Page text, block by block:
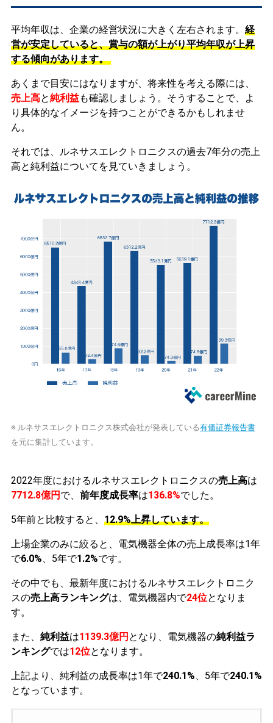
平均年収は、企業の経営状況に大きく左右されます。 経
営が安定していると、賞与の額が上がり平均年収が上昇
する傾向があります。
あくまで目安にはなりますが、将来性を考える際には、
売上高と純利益も確認しましょう。そうすることで、よ
り具体的なイメージを持つことができるかもしれませ
ん。
それでは、ルネサスエレクトロニクスの過去7年分の売上
高と純利益についてを見ていきましょう。
※ ルネサスエレクトロニクス株式会社が発表している有価証券報告書
を元に集計しています。
2022年度におけるルネサスエレクトロニクスの売上高は
7712.8億円 で、 前年度成長率は136.8%でした。
5年前と比較すると、 12.9%上昇しています。
上場企業のみに絞ると、電気機器全体の売上成長率は1年
で6.0%、5年で1.2%です。
その中でも、最新年度におけるルネサスエレクトロニク
スの売上高ランキングは、電気機器内で24位となりま
す。
また、 純利益は1139.3億円 となり、電気機器の純利益ラ
ンキングでは12位となります。
上記より、純利益の成長率は1年で240.1%、5年で240.1%
となっています。